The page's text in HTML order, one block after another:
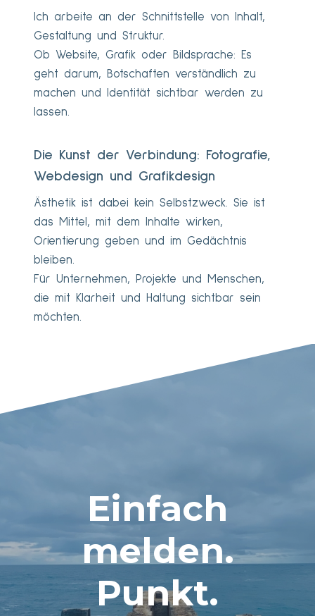
Ich arbeite an der Schnittstelle von Inhalt,
Gestaltung und Struktur.
Ob Website, Grafik oder Bildsprache: Es
geht darum, Botschaften verständlich zu
machen und Identität sichtbar werden zu
lassen.
Die Kunst der Verbindung: Fotografie,
Webdesign und Grafikdesign
Ästhetik ist dabei kein Selbstzweck. Sie ist
das Mittel, mit dem Inhalte wirken,
Orientierung geben und im Gedächtnis
bleiben.
Für Unternehmen, Projekte und Menschen,
die mit Klarheit und Haltung sichtbar sein
möchten.
Einfach
melden.
Punkt.